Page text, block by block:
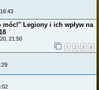
móc!" Legiony i ich wpływ na
21:50
1 2 3 4